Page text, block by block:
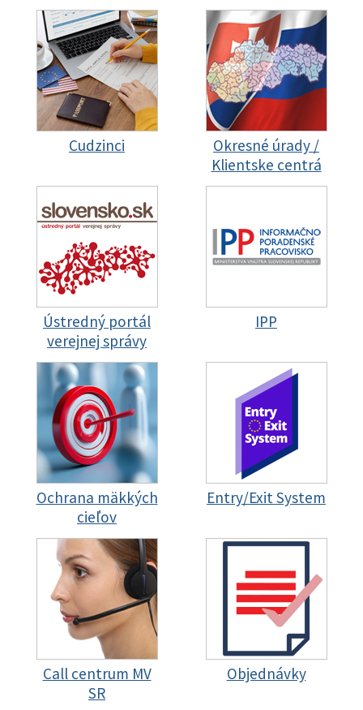
Cudzinci
Okresné úrady /
Klientske centrá
Ústredný portál
verejnej správy
IPP
Ochrana mäkkých
cieľov
Entry/Exit System
Call centrum MV
SR
Objednávky